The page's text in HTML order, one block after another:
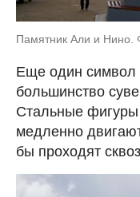
Памятник Али и Нино.
Еще один символ
большинство
Стальные
медленно
бы проходят